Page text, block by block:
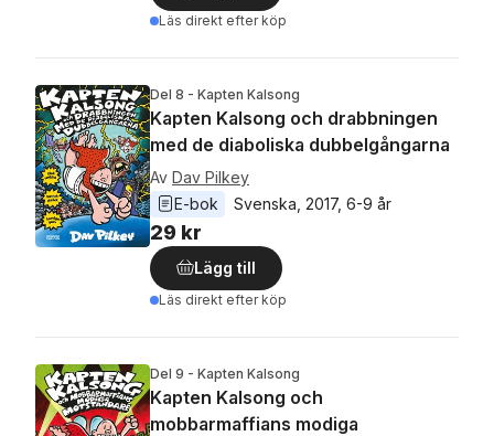
Läs direkt efter köp
Del 8 - Kapten Kalsong
Kapten Kalsong och drabbningen
med de diaboliska dubbelgångarna
Av Dav Pilkey
E-bok
Svenska 2017, 6-9 år
29 kr
Lägg till
Läs direkt efter köp
Del 9 - Kapten Kalsong
Kapten Kalsong och
mobbarmaffians modiga